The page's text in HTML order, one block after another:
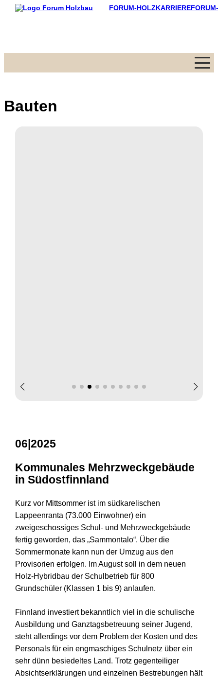
FORUM-HOLZKARRIERE
Menü
Bauten
06|2025
Kommunales Mehrzweckgebäude
in Südostfinnland
Kurz vor Mittsommer ist im südkarelischen
Lappeenranta (73.000 Einwohner) ein
zweigeschossiges Schul- und Mehrzweckgebäude
fertig geworden, das „Sammontalo“. Über die
Sommermonate kann nun der Umzug aus den
Provisorien erfolgen. Im August soll in dem neuen
Holz-Hybridbau der Schulbetrieb für 800
Grundschüler (Klassen 1 bis 9) anlaufen.
Finnland investiert bekanntlich viel in die schulische
Ausbildung und Ganztagsbetreuung seiner Jugend,
steht allerdings vor dem Problem der Kosten und des
Personals für ein engmaschiges Schulnetz über ein
sehr dünn besiedeltes Land. Trotz gegenteiliger
Absichtserklärungen und einzelnen Bestrebungen hält